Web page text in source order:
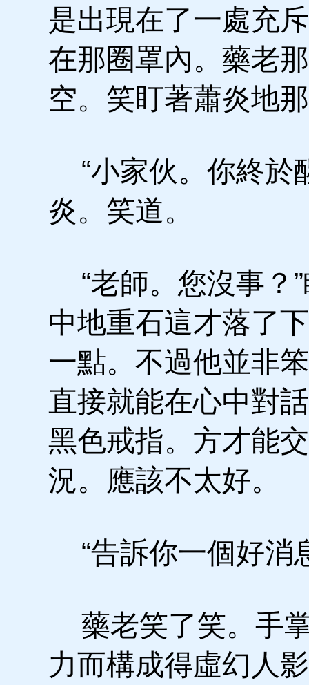
是出現在了一處充
在那圈罩內。藥老
空。笑盯著蕭炎地
“小家伙。你終於
炎。笑道。
“老師。您沒事？
中地重石這才落了
一點。不過他並非
直接就能在心中對
黑色戒指。方才能
況。應該不太好。
“告訴你一個好消
藥老笑了笑。手
力而構成得虛幻人